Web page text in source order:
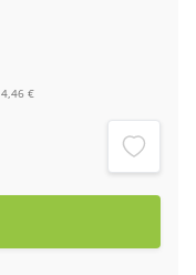
4,46 €